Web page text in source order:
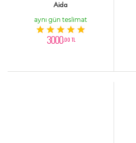
Aida
aynı gün teslimat
3000,00 TL